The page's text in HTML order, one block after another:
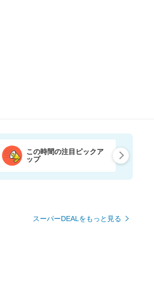
この時間の注目ピックア
ップ
スーパーDEALをもっと見る